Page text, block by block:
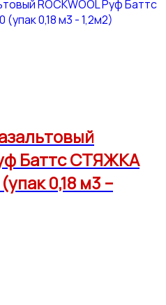
Баттс СТЯЖКА
0,18 м3 –